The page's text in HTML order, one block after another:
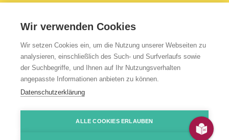
Tel:06261 - 88-0
Top Themen
Teilhabe & Assistenz
Altenpflege
Datenschutzerklärung
Wir verwenden Cookies
Wir setzen Cookies ein, um die Nutzung unserer Webseiten zu
analysieren, einschließlich des Such- und Surfverlaufs sowie
der Suchbegriffe, und Ihnen auf Ihr Nutzungsverhalten
angepasste Informationen anbieten zu können.
Datenschutzerklärung
ALLE COOKIES ERLAUBEN